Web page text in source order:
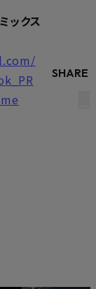
ックス
SHARE